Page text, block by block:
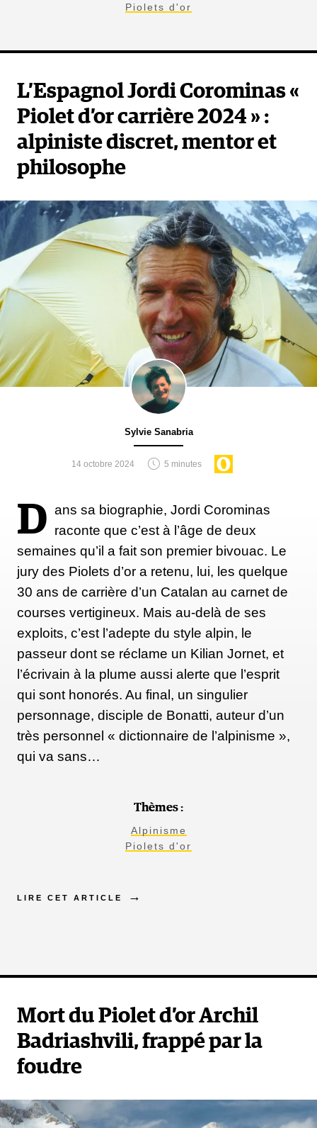
Piolets d'or
L’Espagnol Jordi Corominas «
Piolet d’or carrière 2024 » :
alpiniste discret, mentor et
philosophe
Sylvie Sanabria
14 octobre 2024 5 minutes
D ans sa biographie, Jordi Corominas
raconte que c’est à l’âge de deux
semaines qu’il a fait son premier bivouac. Le
jury des Piolets d’or a retenu, lui, les quelque
30 ans de carrière d’un Catalan au carnet de
courses vertigineux. Mais au-delà de ses
exploits, c’est l’adepte du style alpin, le
passeur dont se réclame un Kilian Jornet, et
l’écrivain à la plume aussi alerte que l’esprit
qui sont honorés. Au final, un singulier
personnage, disciple de Bonatti, auteur d’un
très personnel « dictionnaire de l’alpinisme »,
qui va sans…
Thèmes :
Alpinisme
Piolets d'or
LIRE CET ARTICLE
Mort du Piolet d’or Archil
Badriashvili, frappé par la
foudre